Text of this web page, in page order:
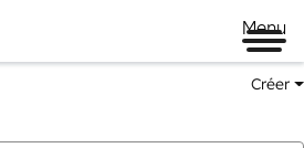
Menu
Créer